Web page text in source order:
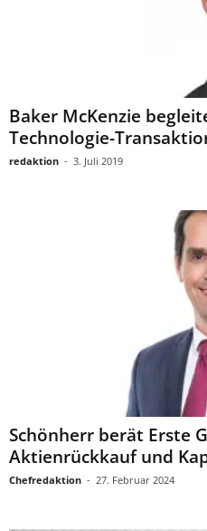
Baker McKenzie
Technologie-
redaktion - 3. Juli 2019
Schönherr berät Erste
Aktienrückkauf und
Chefredaktion - 27. Februar 2024